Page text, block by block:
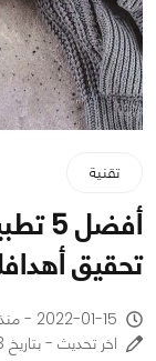
تقنية
تحقيق أهدافك
2022-01-15 - منذ 4 سنوات
اخر تحديث - بتاريخ 2023-02-27